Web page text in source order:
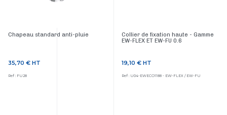
Chapeau standard anti-pluie
Prix
35,70 € HT
Ref : FU28
Collier de fixation haute - Gamme
EW-FLEX ET EW-FU 0.6
Prix
19,10 € HT
Ref : U04-EWECO1188 - EW-FLEX / EW-FU